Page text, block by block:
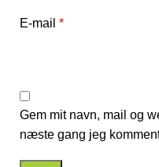
E-mail *
Gem mit navn, mail og
næste gang jeg